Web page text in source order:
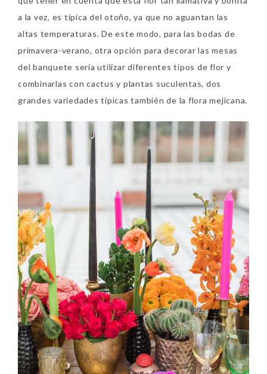
a la vez, es típica del otoño, ya que no aguantan las
altas temperaturas. De este modo, para las bodas de
primavera-verano, otra opción para decorar las mesas
del banquete sería utilizar diferentes tipos de flor y
combinarlas con cactus y plantas suculentas, dos
grandes variedades típicas también de la flora mejicana.